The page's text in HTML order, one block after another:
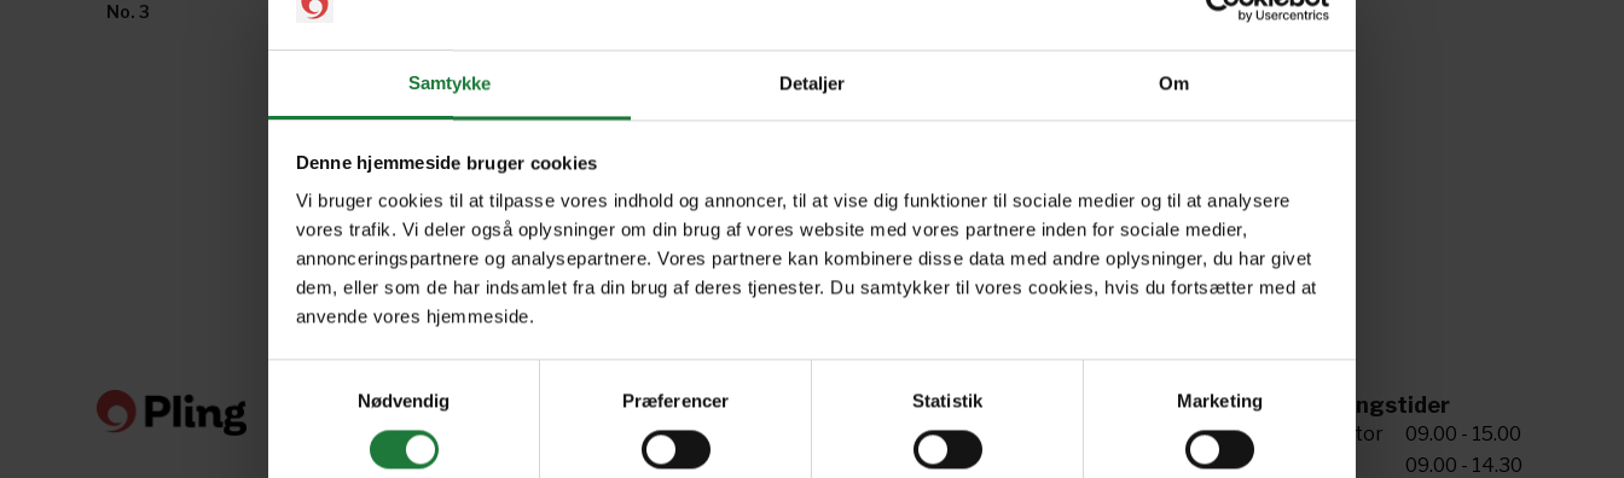
Samtykke Detaljer Om
Denne hjemmeside bruger cookies
Vi bruger cookies til at tilpasse vores indhold og annoncer, til at vise dig funktioner til sociale medier og til at analysere
vores trafik. Vi deler også oplysninger om din brug af vores website med vores partnere inden for sociale medier,
annonceringspartnere og analysepartnere. Vores partnere kan kombinere disse data med andre oplysninger, du har givet
dem, eller som de har indsamlet fra din brug af deres tjenester. Du samtykker til vores cookies, hvis du fortsætter med at
anvende vores hjemmeside.
Nødvendig
Præferencer Statistik Marketing
No. 3
Nyt i Pling
Gavekort
+45 72 34 20 81
Åbningstider
Man-tor
09.00 - 15.00
09.00 - 14.30